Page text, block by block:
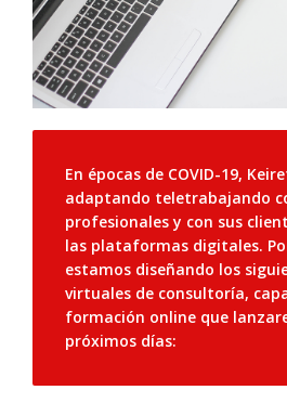
En épocas de COVID-19,
adaptando teletrabajando
profesionales y con sus
las plataformas digitales.
estamos diseñando los
virtuales de consultoría,
formación online que
próximos días: